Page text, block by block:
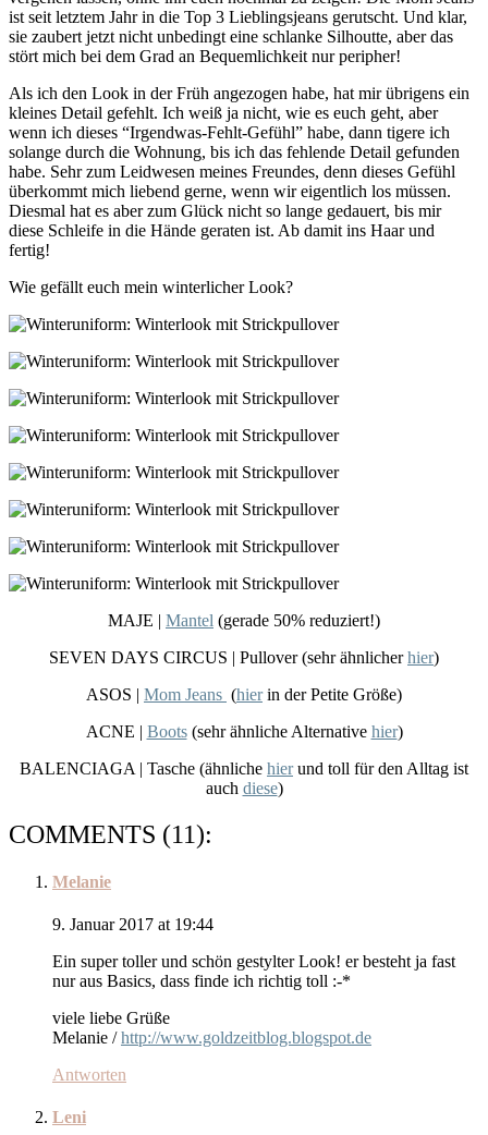
ist seit letztem Jahr in die Top 3 Lieblingsjeans gerutscht. Und klar,
sie zaubert jetzt nicht unbedingt eine schlanke Silhoutte, aber das
stört mich bei dem Grad an Bequemlichkeit nur peripher!
Als ich den Look in der Früh angezogen habe, hat mir übrigens ein
kleines Detail gefehlt. Ich weiß ja nicht, wie es euch geht, aber
wenn ich dieses “Irgendwas-Fehlt-Gefühl” habe, dann tigere ich
solange durch die Wohnung, bis ich das fehlende Detail gefunden
habe. Sehr zum Leidwesen meines Freundes, denn dieses Gefühl
überkommt mich liebend gerne, wenn wir eigentlich los müssen.
Diesmal hat es aber zum Glück nicht so lange gedauert, bis mir
diese Schleife in die Hände geraten ist. Ab damit ins Haar und
fertig!
Wie gefällt euch mein winterlicher Look?
MAJE | Mantel (gerade 50% reduziert!)
SEVEN DAYS CIRCUS | Pullover (sehr ähnlicherhier)
ASOS | Mom Jeans (hierin der Petite Größe)
ACNE | Boots(sehr ähnliche Alternative hier)
BALENCIAGA | Tasche (ähnliche hierund toll für den Alltag ist
auch diese)
COMMENTS (11):
Melanie
9. Januar 2017 at 19:44
Ein super toller und schön gestylter Look! er besteht ja fast
nur aus Basics, dass finde ich richtig toll :-*
viele liebe Grüße
Melanie /http://www.goldzeitblog.blogspot.de
Antworten
Leni